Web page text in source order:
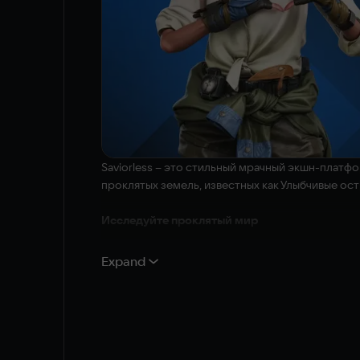
Saviorless – это стильный мрачный экшн-
проклятых земель, известных как Улыбчивые
Исследуйте проклятый мир
Насладитесь эмоциональным саундтреком,
Expand